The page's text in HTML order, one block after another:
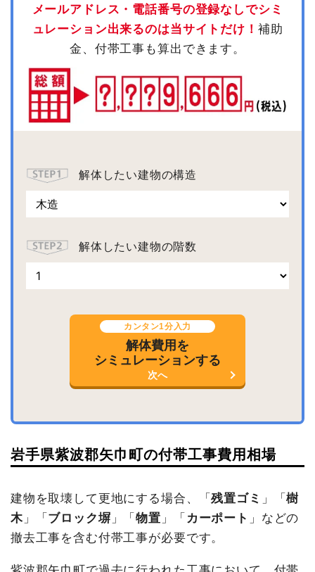
メールアドレス・電話番号の登録なしでシミ
ュレーション出来るのは当サイトだけ！ 補助
金、付帯工事も算出できます。
解体したい建物の構造
解体したい建物の階数
カンタン1分入力
解体費用を
シミュレーションする
次へ
岩手県紫波郡矢巾町の付帯工事費用相場
建物を取壊して更地にする場合、「残置ゴミ 」「樹
木」「 ブロック塀 」「物置 」「 カーポート 」などの
撤去工事を含む付帯工事が必要です。